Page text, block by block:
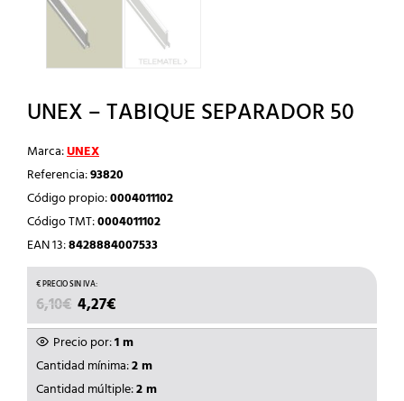
UNEX – TABIQUE SEPARADOR 50
Marca:UNEX
Referencia:93820
Código propio:0004011102
Código TMT:0004011102
EAN 13:8428884007533
6,10€ EL
PRECIO
ORIGINAL
ERA:
6,10€.
4,27€
PRECIO
ACTUAL
ES:
4,27€.
Precio por:1 m
Cantidad mínima:2 m
Cantidad múltiple:2 m